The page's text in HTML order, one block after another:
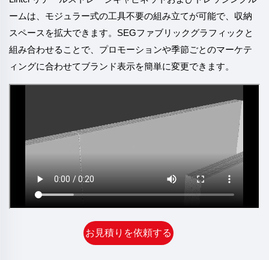
ームは、モジュラー式の工具不要の組み立てが可能で、収納
スペースを拡大できます。SEGファブリックグラフィックと
組み合わせることで、プロモーションや季節ごとのマーケテ
ィングに合わせてブランド表示を簡単に変更できます。
お見積りを依頼する